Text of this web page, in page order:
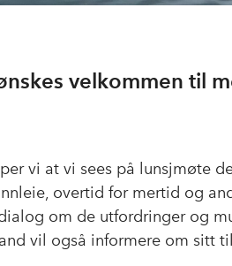
velkommen til
vi at vi sees på lunsjmøte
overtid for mertid og
om de utfordringer og
vil også informere om sitt